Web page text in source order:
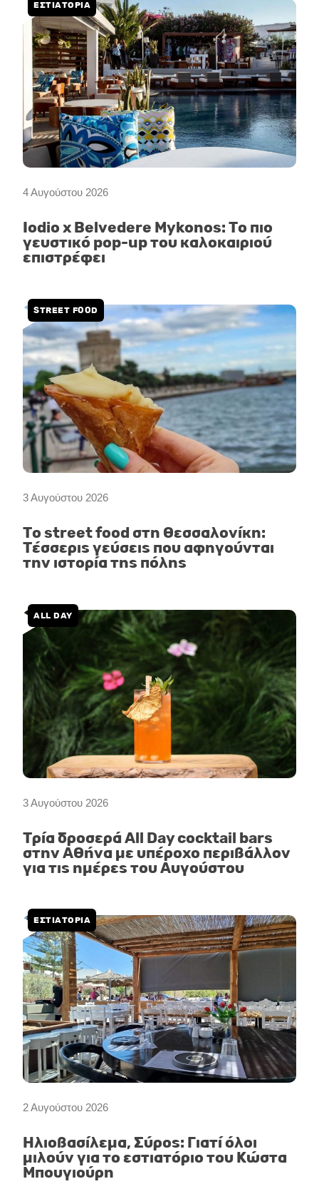
4 Αυγούστου 2026
ΕΣΤΙΑΤΟΡΙΑ
Iodio x Belvedere Mykonos: Το πιο
γευστικό pop-up του καλοκαιριού
επιστρέφει
3 Αυγούστου 2026
STREET FOOD
Το street food στη Θεσσαλονίκη:
Τέσσερις γεύσεις που αφηγούνται
την ιστορία της πόλης
3 Αυγούστου 2026
ALL DAY
Τρία δροσερά All Day cocktail bars
στην Αθήνα με υπέροχο περιβάλλον
για τις ημέρες του Αυγούστου
2 Αυγούστου 2026
ΕΣΤΙΑΤΟΡΙΑ
Ηλιοβασίλεμα, Σύρος: Γιατί όλοι
μιλούν για το εστιατόριο του Κώστα
Μπουγιούρη